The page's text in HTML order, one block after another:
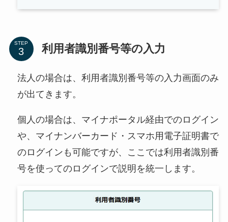
STEP 利用者識別番号等の入力
法人の場合は、利用者識別番号等の入力画面のみ
が出てきます。
個人の場合は、マイナポータル経由でのログイン
や、マイナンバーカード・スマホ用電子証明書で
のログインも可能ですが、ここでは利用者識別番
号を使ってのログインで説明を統一します。